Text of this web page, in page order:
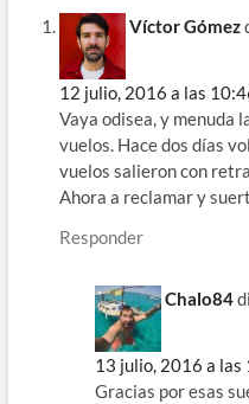
Víctor Gómez
12 julio, 2016 a las
Vaya odisea, y menuda
vuelos. Hace dos días
vuelos salieron con
Ahora a reclamar y
Responder
Chalo84
13 julio, 2016 a las
Gracias por esas